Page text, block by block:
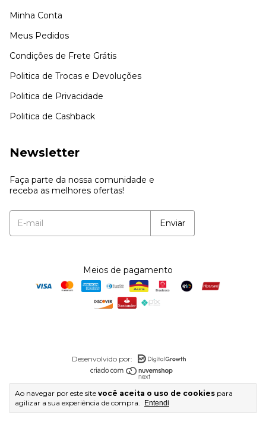
Ao navegar por este site você aceita o uso de cookies para
agilizar a sua experiência de compra.
Entendi
Minha Conta
Meus Pedidos
Condições de Frete Grátis
Politica de Trocas e Devoluções
Politica de Privacidade
Politica de Cashback
Newsletter
Faça parte da nossa comunidade e
receba as melhores ofertas!
Meios de pagamento
Desenvolvido por:
Copyright Atacado do Aço Joias - 54657247000104 - 2026.
Todos os direitos reservados.